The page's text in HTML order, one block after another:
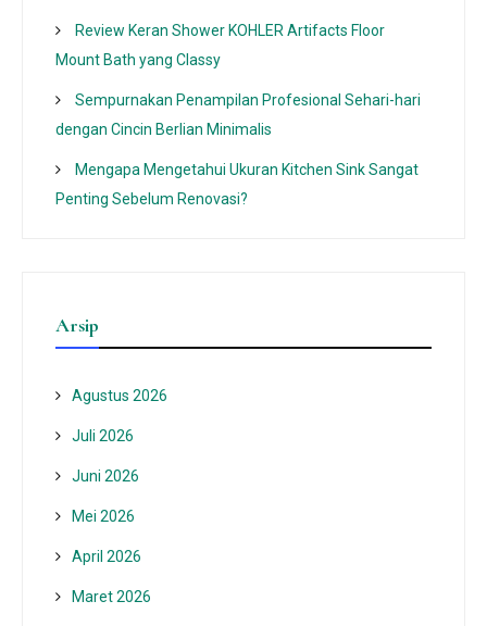
Review Keran Shower KOHLER Artifacts Floor
Mount Bath yang Classy
Sempurnakan Penampilan Profesional Sehari-hari
dengan Cincin Berlian Minimalis
Mengapa Mengetahui Ukuran Kitchen Sink Sangat
Penting Sebelum Renovasi?
Arsip
Agustus 2026
Juli 2026
Juni 2026
Mei 2026
April 2026
Maret 2026